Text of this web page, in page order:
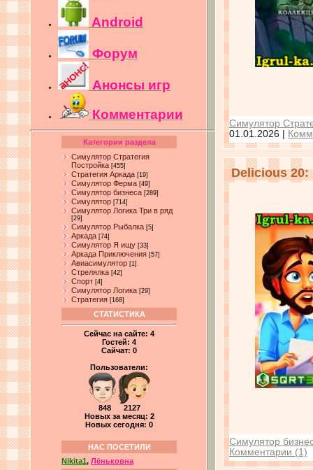
Android
Форум
Анонсы игр
Комментарии
Категории раздела
Симулятор Стратегия
Постройка [455]
Стратегия Аркада [19]
Симулятор Ферма [49]
Симулятор бизнеса [289]
Симулятор [714]
Симулятор Логика Три в ряд
[29]
Симулятор Рыбалка [5]
Аркада [74]
Симулятор Я ищу [33]
Аркада Приключения [57]
Авиасимулятор [1]
Стрелялка [42]
Спорт [4]
Симулятор Логика [29]
Стратегия [168]
СТАТИСТИКА
Сейчас на сайте: 4
Гостей: 4
Сайчат: 0
Пользователи:
848 2127
Новых за месяц: 2
Новых сегодня: 0
НАС ПОСЕТИЛИ
Nikita1, Лёньковна
Симулятор
01.01.2026
Delicious
Симулятор
Комментарии (1)